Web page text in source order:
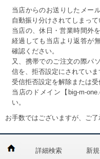
当店からのお送りしたメー
自動振り分けされてしまって
当店の、休日・営業時間外
経過しても当店より返答が
確認ください。
又、携帯でのご注文の際パ
信を、拒否設定にされていま
受信拒否設定を解除または受
当店のドメイン【big-m-
い。
お手数ではございますが、ご了
詳細検索 新